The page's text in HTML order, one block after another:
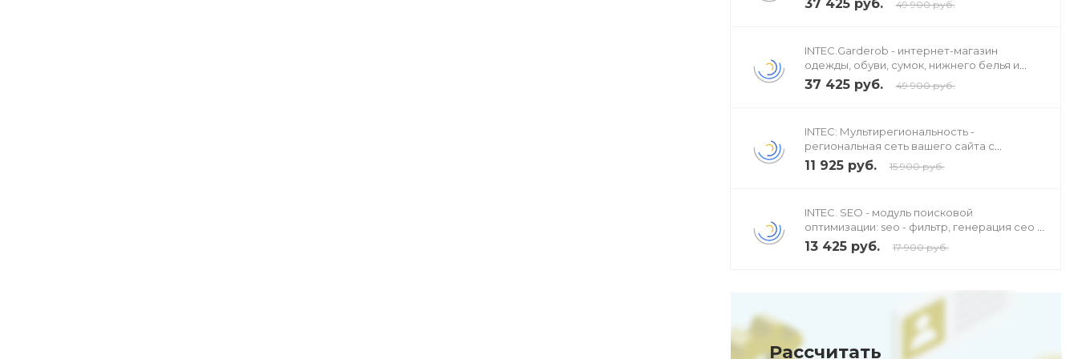
37 425 руб. 49 900 руб.
INTEC.Garderob - интернет-магазин
одежды, обуви, сумок, нижнего белья и
аксессуаров
37 425 руб. 49 900 руб.
INTEC: Мультирегиональность -
региональная сеть вашего сайта с
продвижением в поисковиках
11 925 руб. 15 900 руб.
INTEC. SEO - модуль поисковой
оптимизации: seo - фильтр, генерация сео -
текстов, H1, мета-тегов
13 425 руб. 17 900 руб.
Рассчитать